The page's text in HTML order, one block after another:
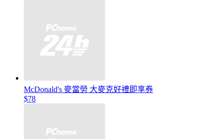
McDonald's 麥當勞 大麥克好禮即享券
$78